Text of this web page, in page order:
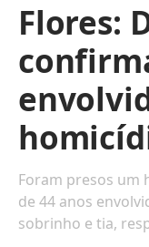
Flores:
Foram presos um
de 44 anos
sobrinho e tia,